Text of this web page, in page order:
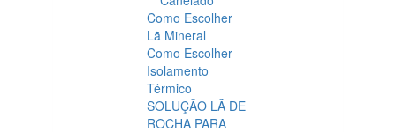
Como Escolher
Lã Mineral
Como Escolher
Isolamento
Térmico
SOLUÇÃO LÃ DE
ROCHA PARA